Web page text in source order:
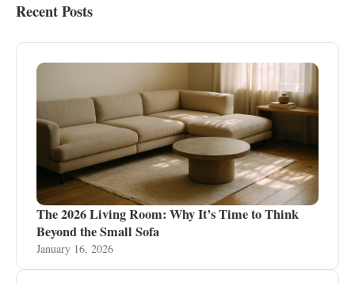
Recent Posts
The 2026 Living Room: Why It’s Time to Think
Beyond the Small Sofa
January 16, 2026